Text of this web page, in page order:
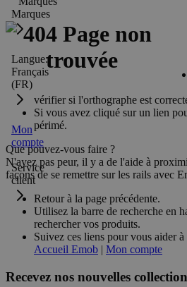
Marques
Langue:
Français
(FR)
Mon
compte
Service
client
vérifier si l'orthographe est
Si vous avez cliqué sur un lien
périmé.
Que pouvez-vous faire ?
N'ayez pas peur, il y a de l'aide à
façons de se remettre sur les rails avec
Retour à la page précédente.
Utilisez la barre de recherche en
rechercher vos produits.
Suivez ces liens pour vous aider
Accueil Emob | Mon compte
Recevez nos nouvelles